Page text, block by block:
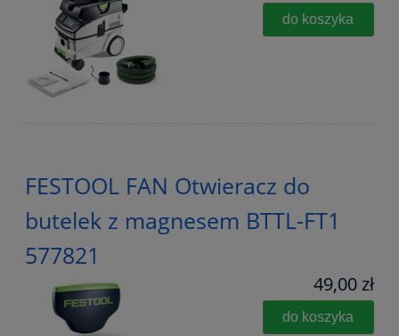
do koszyka
FESTOOL FAN Otwieracz do
butelek z magnesem BTTL-FT1
577821
49,00 zł
do koszyka